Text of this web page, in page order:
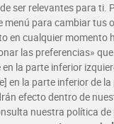
Dia
y ofertas exclusivas.
Dia
ofertas y busca tu
ser relevantes para ti.
menú para cambiar tus
en cualquier momento
las preferencias»
la parte inferior
en la parte inferior de
efecto dentro de
nuestra política